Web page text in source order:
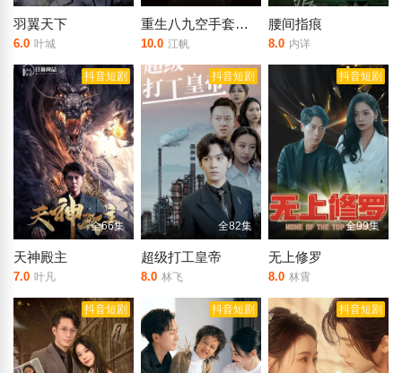
羽翼天下
6.0 叶城
重生八九空手套白狼
10.0 江帆
腰间指痕
8.0 内详
抖音短剧
全66集
天神殿主
7.0 叶凡
抖音短剧
全82集
超级打工皇帝
8.0 林飞
抖音短剧
全99集
无上修罗
8.0 林霄
抖音短剧 抖音短剧 抖音短剧